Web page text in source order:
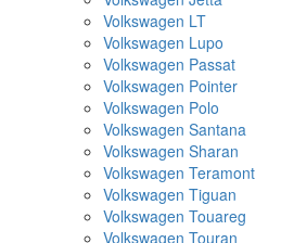
Volkswagen LT
Volkswagen Lupo
Volkswagen Passat
Volkswagen Pointer
Volkswagen Polo
Volkswagen Santana
Volkswagen Sharan
Volkswagen Teramont
Volkswagen Tiguan
Volkswagen Touareg
Volkswagen Touran